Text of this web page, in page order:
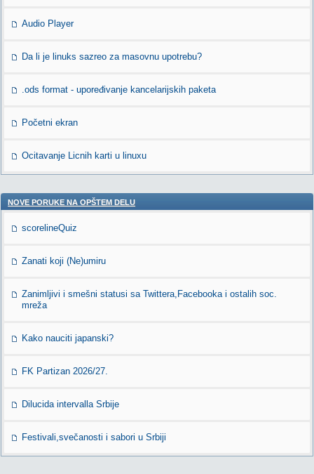
Audio Player
Da li je linuks sazreo za masovnu upotrebu?
.ods format - upoređivanje kancelarijskih paketa
Početni ekran
Ocitavanje Licnih karti u linuxu
NOVE PORUKE NA OPŠTEM DELU
scorelineQuiz
Zanati koji (Ne)umiru
Zanimljivi i smešni statusi sa Twittera,Facebooka i ostalih soc.
mreža
Kako nauciti japanski?
FK Partizan 2026/27.
Dilucida intervalla Srbije
Festivali,svečanosti i sabori u Srbiji